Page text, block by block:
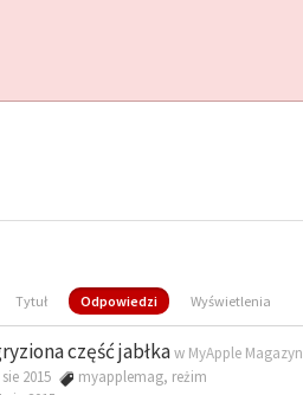
Tytuł Odpowiedzi Wyświetlenia
część jabłkaw MyApple Magazyn
2015
myapplemag, reżim